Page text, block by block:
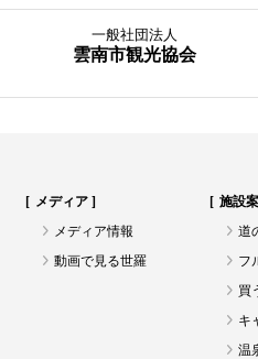
一般社団法人
雲南市観光協会
メディア
メディア情報
動画で見る世羅
施設
道
フ
買
キ
温